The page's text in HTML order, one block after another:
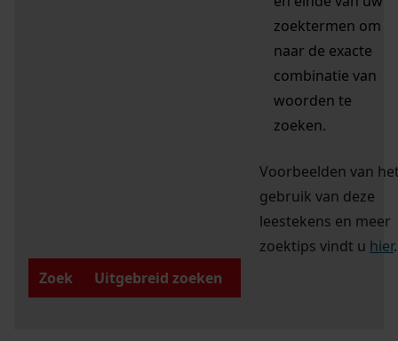
zoektermen om
naar de exacte
combinatie van
woorden te
zoeken.
Voorbeelden van
gebruik van deze
leestekens en meer
zoektips vindt u hier.
Zoek
Uitgebreid zoeken